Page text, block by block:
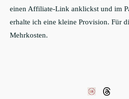
einen Affiliate-Link anklickst und im
erhalte ich eine kleine Provision. Für
Mehrkosten.